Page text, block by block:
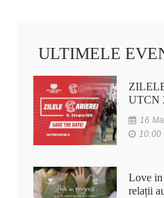
ULTIMELE
UTCN
16
10:00
Love in
relații